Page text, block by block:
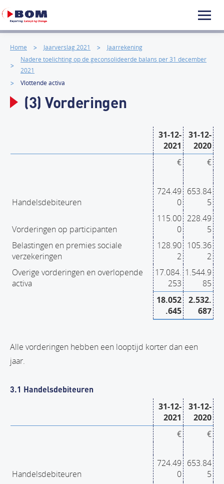
Home Jaarverslag 2021
Jaarrekening
Nadere toelichting op de geconsolideerde balans per 31 december
2021
Vlottende activa
(3) Vorderingen
31-12-
2021
31-12-
2020
€
€
Handelsdebiteuren
724.49
0
653.84
5
Vorderingen op participanten
115.00
0
228.49
5
Belastingen en premies sociale
verzekeringen
128.90
2
105.36
2
Overige vorderingen en overlopende
activa
17.084.
253
1.544.9
85
18.052
.645
2.532.
687
Alle vorderingen hebben een looptijd korter dan een
jaar.
3.1 Handelsdebiteuren
31-12-
2021
31-12-
2020
€
€
Handelsdebiteuren
724.49
0
653.84
5